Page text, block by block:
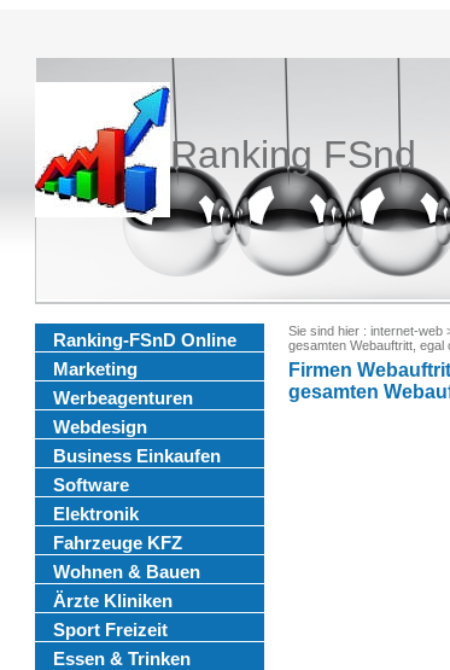
Ranking FSnd
Ranking-FSnD Online
Marketing
Werbeagenturen
Webdesign
Business Einkaufen
Software
Elektronik
Fahrzeuge KFZ
Wohnen & Bauen
Ärzte Kliniken
Sport Freizeit
Essen & Trinken
Sie sind hier : internet-web
gesamten Webauftritt, egal
Firmen
gesamten